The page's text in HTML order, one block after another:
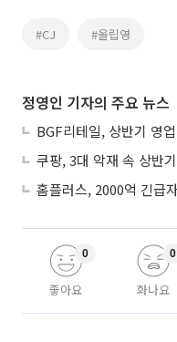
#CJ #올립영
정영인 기자의 주요 뉴스
좋아요
0
화나요
0